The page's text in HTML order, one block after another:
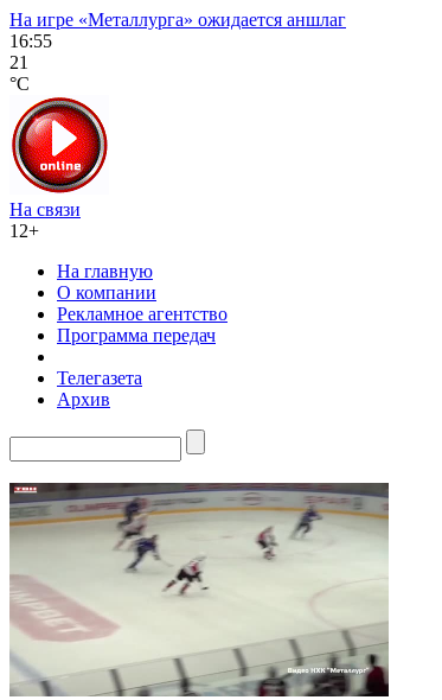
На игре «Металлурга» ожидается аншлаг
16:55
21
°C
На связи
12+
На главную
О компании
Рекламное агентство
Программа передач
Телегазета
Архив